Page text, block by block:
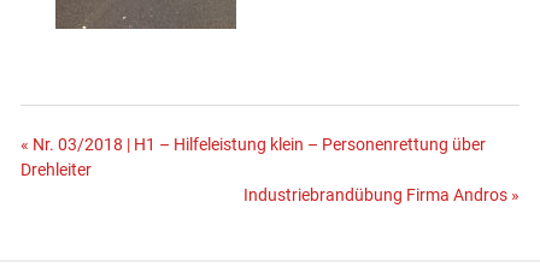
Beitragsnavigation
« Nr. 03/2018 | H1 – Hilfeleistung klein – Personenrettung über
Drehleiter
Industriebrandübung Firma Andros »